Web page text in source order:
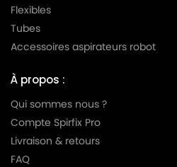
Flexibles
Tubes
Accessoires aspirateurs robot
À propos :
Qui sommes nous ?
Compte Spirfix Pro
Livraison & retours
FAQ